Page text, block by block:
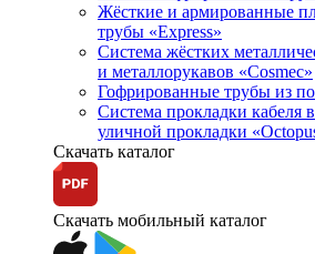
Жёсткие и армированные
трубы «Express»
Система жёстких
и металлорукавов «Cosmec»
Гофрированные трубы из
Система прокладки кабеля
уличной прокладки
Скачать каталог
Скачать мобильный каталог